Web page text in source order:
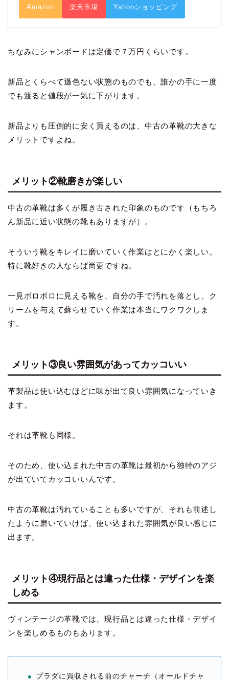
Amazon 楽天市場 Yahooショッピング
ちなみにシャンボードは定価で７万円くらいです。
新品とくらべて遜色ない状態のものでも、誰かの手に一度
でも渡ると値段が一気に下がります。
新品よりも圧倒的に安く買えるのは、中古の革靴の大きな
メリットですよね。
メリット②靴磨きが楽しい
中古の革靴は多くが履き古された印象のものです（もちろ
ん新品に近い状態の靴もありますが）。
そういう靴をキレイに磨いていく作業はとにかく楽しい。
特に靴好きの人ならば尚更ですね。
一見ボロボロに見える靴を、自分の手で汚れを落とし、ク
リームを与えて蘇らせていく作業は本当にワクワクしま
す。
メリット③良い雰囲気があってカッコいい
革製品は使い込むほどに味が出て良い雰囲気になっていき
ます。
それは革靴も同様。
そのため、使い込まれた中古の革靴は最初から独特のアジ
が出ていてカッコいいんです。
中古の革靴は汚れていることも多いですが、それも前述し
たように磨いていけば、使い込まれた雰囲気が良い感じに
出ます。
メリット④現行品とは違った仕様・デザインを楽
しめる
ヴィンテージの革靴では、現行品とは違った仕様・デザイ
ンを楽しめるものもあります。
プラダに買収される前のチャーチ（オールドチャ